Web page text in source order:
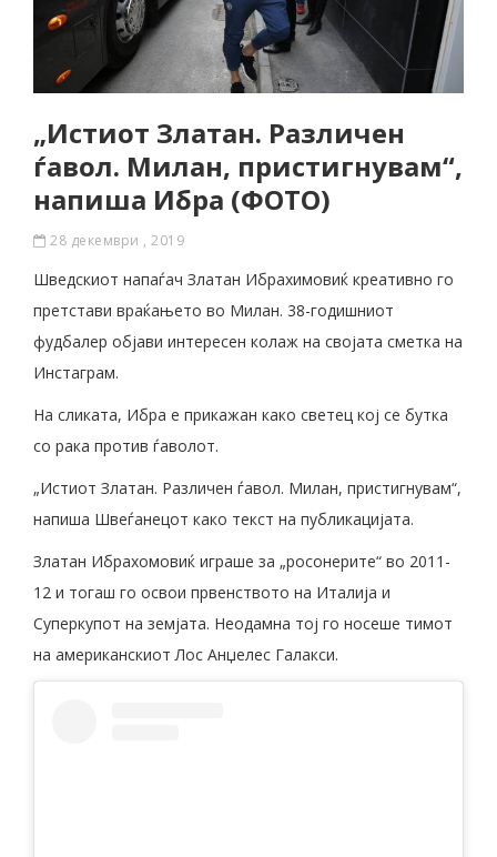
„Истиот Златан. Различен
ѓавол. Милан, пристигнувам“,
напиша Ибра (ФОТО)
28 декември , 2019
Шведскиот напаѓач Златан Ибрахимовиќ креативно го
претстави враќањето во Милан. 38-годишниот
фудбалер објави интересен колаж на својата сметка на
Инстаграм.
На сликата, Ибра е прикажан како светец кој се бутка
со рака против ѓаволот.
„Истиот Златан. Различен ѓавол. Милан, пристигнувам“,
напиша Швеѓанецот како текст на публикацијата.
Златан Ибрахомовиќ играше за „росонерите“ во 2011-
12 и тогаш го освои првенството на Италија и
Суперкупот на земјата. Неодамна тој го носеше тимот
на американскиот Лос Анџелес Галакси.